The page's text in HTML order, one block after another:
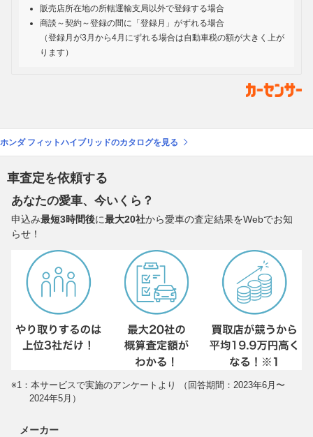
販売店所在地の所轄運輸支局以外で登録する場合
商談～契約～登録の間に「登録月」がずれる場合
（登録月が3月から4月にずれる場合は自動車税の額が大きく上が
ります）
ホンダ フィットハイブリッドのカタログを見る
車査定を依頼する
あなたの愛車、今いくら？
申込み最短3時間後に最大20社から愛車の査定結果をWebでお知
らせ！
※1：本サービスで実施のアンケートより （回答期間：2023年6月〜
2024年5月）
メーカー